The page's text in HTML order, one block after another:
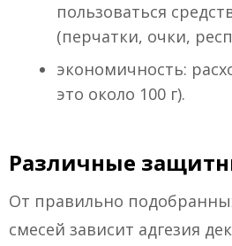
пользоваться
(перчатки, очки,
экономичность:
это около 100 г).
Различные
От правильно
смесей зависит адгезия